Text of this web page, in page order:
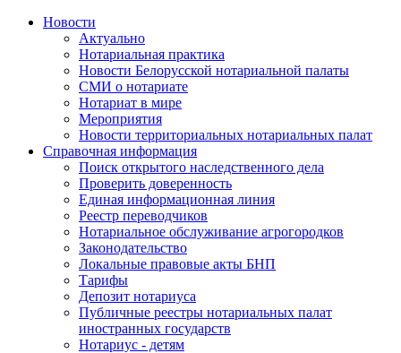
Новости
Актуально
Нотариальная практика
Новости Белорусской нотариальной палаты
СМИ о нотариате
Нотариат в мире
Мероприятия
Новости территориальных нотариальных палат
Справочная информация
Поиск открытого наследственного дела
Проверить доверенность
Единая информационная линия
Реестр переводчиков
Нотариальное обслуживание агрогородков
Законодательство
Локальные правовые акты БНП
Тарифы
Депозит нотариуса
Публичные реестры нотариальных палат
иностранных государств
Нотариус - детям